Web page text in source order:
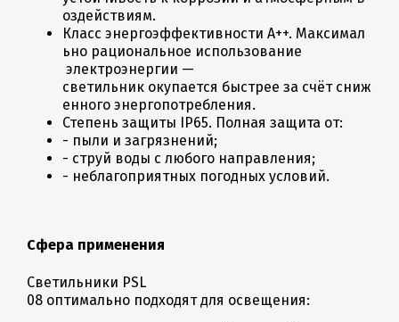
оздействиям.
Класс энергоэффективности А++. Максимал
ьно рациональное использование
электроэнергии —
светильник окупается быстрее за счёт сниж
енного энергопотребления.
Степень защиты IP65. Полная защита от:
- пыли и загрязнений;
- струй воды с любого направления;
- неблагоприятных погодных условий.
Сфера применения
Светильники PSL
08 оптимально подходят для освещения: